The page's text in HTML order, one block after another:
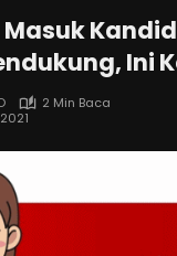
Ini
2 Min Baca